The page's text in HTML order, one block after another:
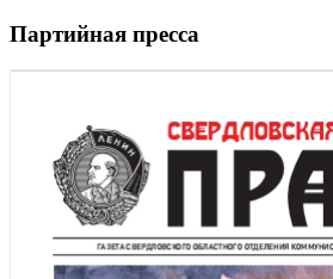
Партийная пресса